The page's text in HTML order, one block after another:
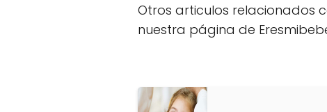
Otros articulos relacionados
nuestra página de